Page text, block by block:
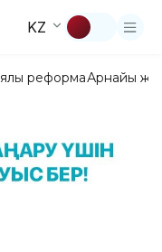
KZ
реформаАрнайы